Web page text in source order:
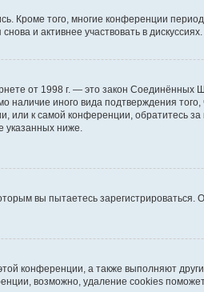
Кроме того, многие конференции
и активнее участвовать в дискуссиях.
от 1998 г. — это закон
наличие иного вида подтверждения
к самой конференции, обратитесь
указанных ниже.
вы пытаетесь
конференции, а также выполняют
возможно, удаление cookies